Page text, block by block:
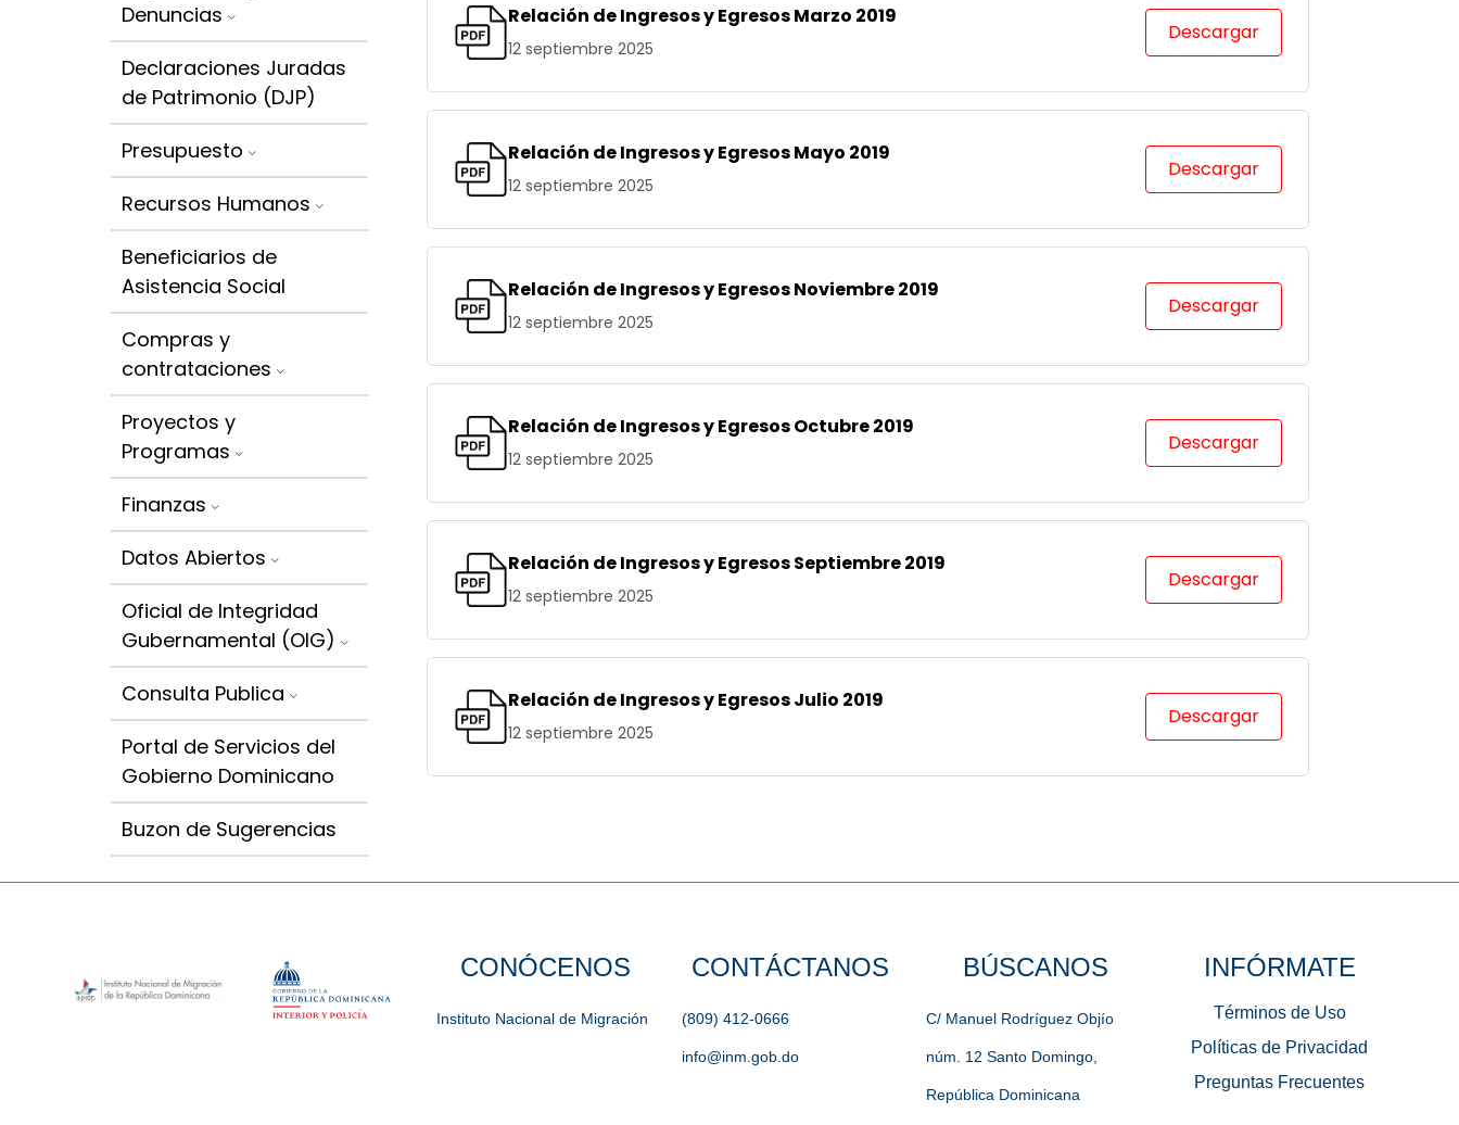
Denuncias
Declaraciones Juradas
de Patrimonio (DJP)
Presupuesto
Recursos Humanos
Beneficiarios de
Asistencia Social
Compras y
contrataciones
Proyectos y
Programas
Finanzas
Datos Abiertos
Oficial de Integridad
Gubernamental (OIG)
Consulta Publica
Portal de Servicios del
Gobierno Dominicano
Buzon de Sugerencias
Relación de Ingresos y Egresos Marzo 2019
12 septiembre 2025
Descargar
Relación de Ingresos y Egresos Mayo 2019
12 septiembre 2025
Descargar
Relación de Ingresos y Egresos Noviembre 2019
12 septiembre 2025
Descargar
Relación de Ingresos y Egresos Octubre 2019
12 septiembre 2025
Descargar
Relación de Ingresos y Egresos Septiembre 2019
12 septiembre 2025
Descargar
Relación de Ingresos y Egresos Julio 2019
12 septiembre 2025
Descargar
CONÓCENOS
Instituto Nacional de Migración
CONTÁCTANOS
(809) 412-0666
info@inm.gob.do
BÚSCANOS
C/ Manuel Rodríguez Objío
núm. 12 Santo Domingo,
República Dominicana
INFÓRMATE
Términos de Uso
Políticas de Privacidad
Preguntas Frecuentes